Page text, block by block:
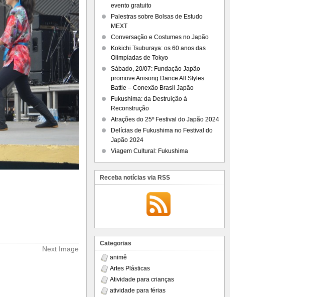
Next Image
evento gratuito
Palestras sobre Bolsas de Estudo
MEXT
Conversação e Costumes no Japão
Kokichi Tsuburaya: os 60 anos das
Olimpíadas de Tokyo
Sábado, 20/07: Fundação Japão
promove Anisong Dance All Styles
Battle – Conexão Brasil Japão
Fukushima: da Destruição à
Reconstrução
Atrações do 25º Festival do Japão 2024
Delícias de Fukushima no Festival do
Japão 2024
Viagem Cultural: Fukushima
Receba notícias via RSS
Categorias
animê
Artes Plásticas
Atividade para crianças
atividade para férias